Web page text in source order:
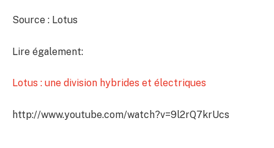
Source : Lotus
Lire également:
Lotus : une division hybrides et électriques
http://www.youtube.com/watch?v=9l2rQ7krUcs